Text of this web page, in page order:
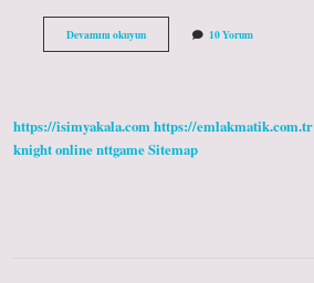
Devamını okuyun2
Aylık
10 Yorum
https://isimyakala.comhttps://emlakmatik.com.tr
knight onlinenttgameSitemap